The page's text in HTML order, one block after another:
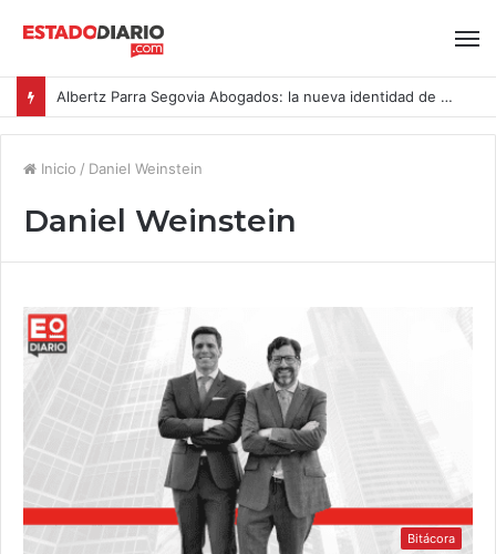
Albertz Parra Segovia Abogados: la nueva identidad de Segovia Consulting
Inicio / Daniel Weinstein
Daniel Weinstein
Bitácora